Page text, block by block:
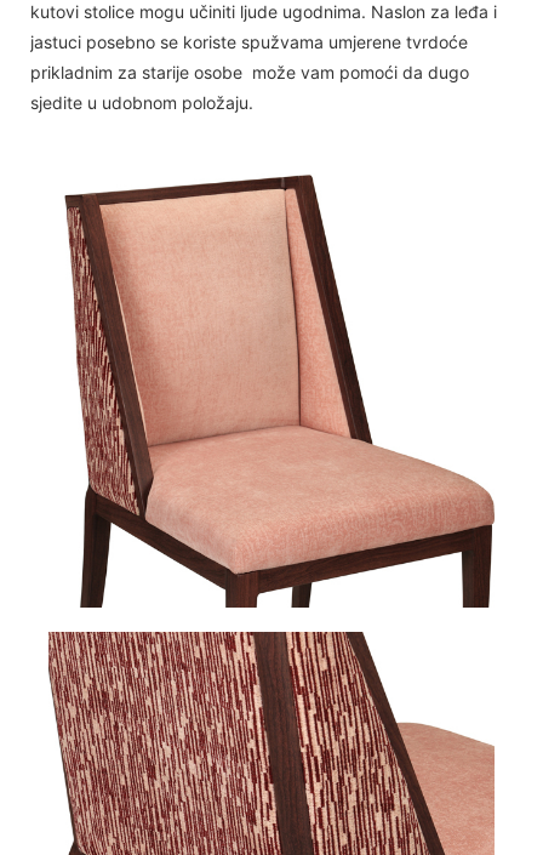
kutovi stolice mogu učiniti ljude ugodnima. Naslon za leđa i
jastuci posebno se koriste spužvama umjerene tvrdoće
prikladnim za starije osobe može vam pomoći da dugo
sjedite u udobnom položaju.